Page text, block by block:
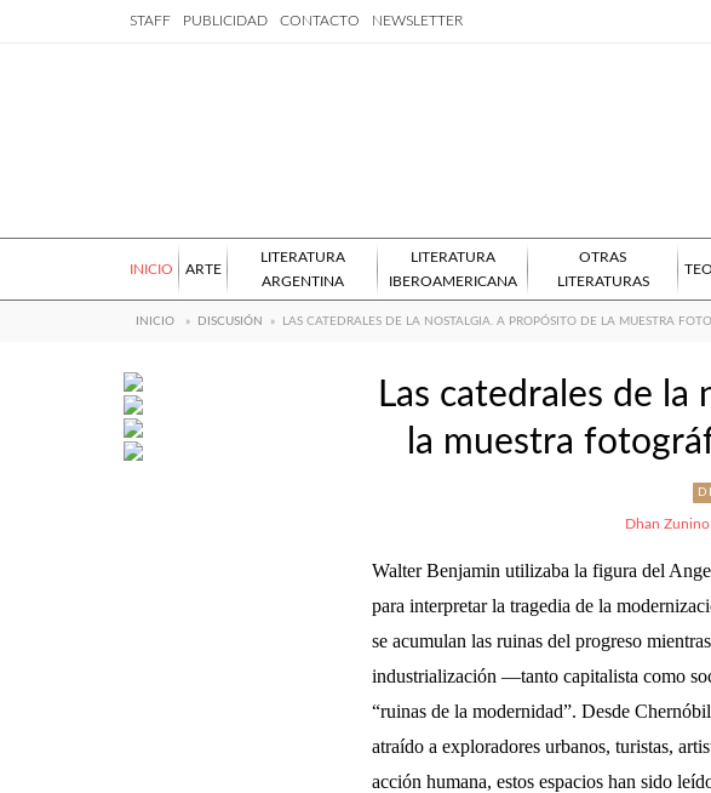
STAFF PUBLICIDAD CONTACTO NEWSLETTER
INICIO ARTE
LITERATURA
ARGENTINA
LITERATURA
IBEROAMERICANA
OTRAS
LITERATURAS
INICIO » DISCUSIÓN » LAS CATEDRALES DE LA NOSTALGIA. A PROPÓSITO DE LA MUESTRA
Las catedrales de
la muestra
Dhan
Walter Benjamin utilizaba la figura del
para interpretar la tragedia de la
se acumulan las ruinas del progreso
industrialización —tanto capitalista como
“ruinas de la modernidad”. Desde
atraído a exploradores urbanos, turistas,
acción humana, estos espacios han sido